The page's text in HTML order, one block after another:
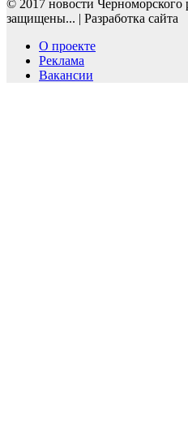
© 2017 новости Черноморского
защищены... | Разработка сайта
О проекте
Реклама
Вакансии